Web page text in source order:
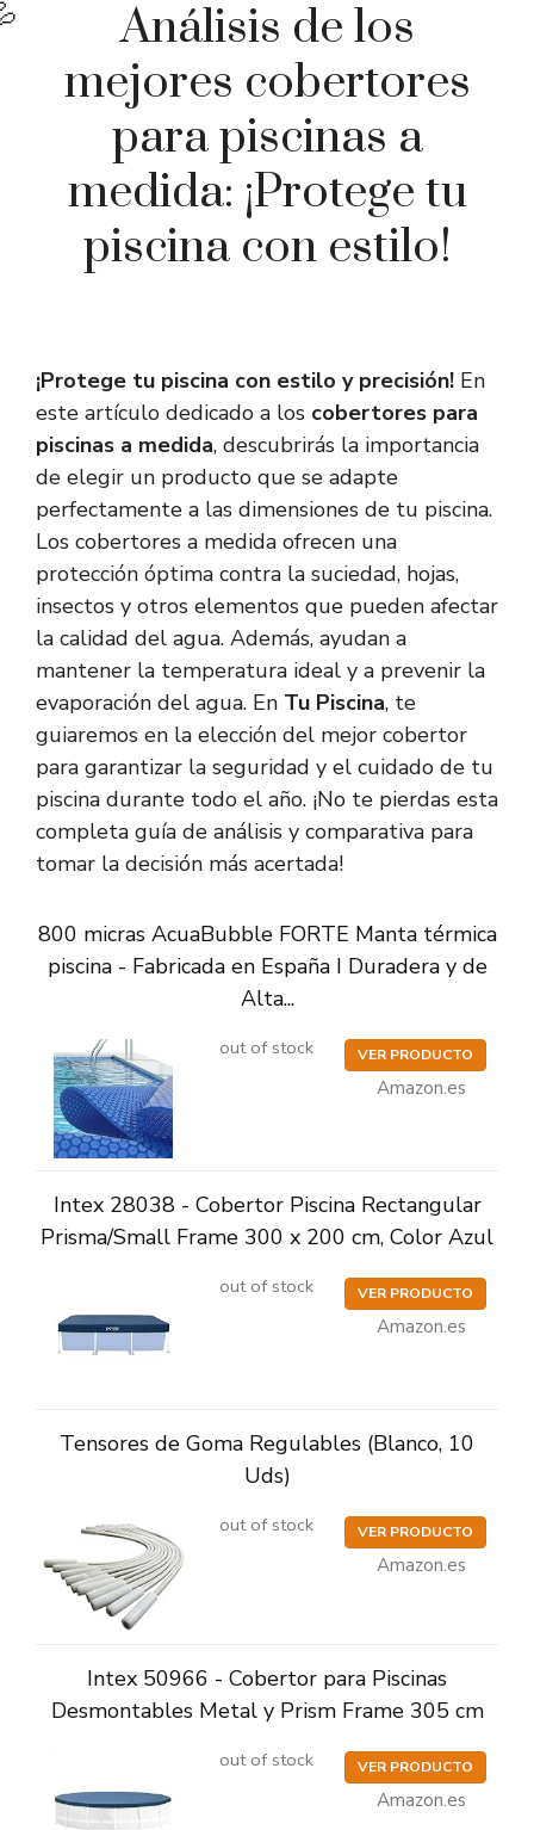
Análisis de los
mejores cobertores
para piscinas a
medida: ¡Protege tu
piscina con estilo!
¡Protege tu piscina con estilo y precisión! En
este artículo dedicado a los cobertores para
piscinas a medida, descubrirás la importancia
de elegir un producto que se adapte
perfectamente a las dimensiones de tu piscina.
Los cobertores a medida ofrecen una
protección óptima contra la suciedad, hojas,
insectos y otros elementos que pueden afectar
la calidad del agua. Además, ayudan a
mantener la temperatura ideal y a prevenir la
evaporación del agua. En Tu Piscina, te
guiaremos en la elección del mejor cobertor
para garantizar la seguridad y el cuidado de tu
piscina durante todo el año. ¡No te pierdas esta
completa guía de análisis y comparativa para
tomar la decisión más acertada!
800 micras AcuaBubble FORTE Manta térmica
piscina - Fabricada en España I Duradera y de
Alta...
out of stock VER PRODUCTO
Amazon.es
Intex 28038 - Cobertor Piscina Rectangular
Prisma/Small Frame 300 x 200 cm, Color Azul
out of stock VER PRODUCTO
Amazon.es
Tensores de Goma Regulables (Blanco, 10
Uds)
out of stock VER PRODUCTO
Amazon.es
Intex 50966 - Cobertor para Piscinas
Desmontables Metal y Prism Frame 305 cm
out of stock VER PRODUCTO
Amazon.es